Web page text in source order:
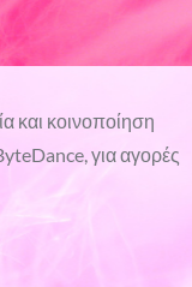
και κοινοποίηση
για αγορές